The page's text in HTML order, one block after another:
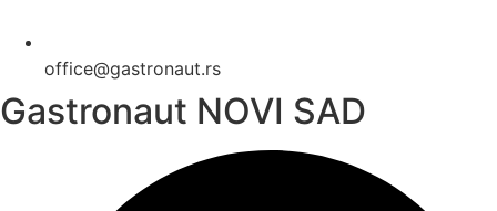
office@gastronaut.rs
Gastronaut NOVI SAD